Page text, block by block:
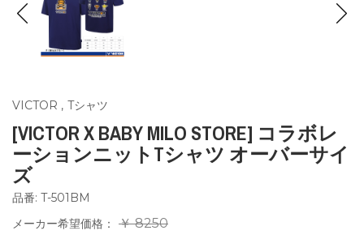
VICTOR , Tシャツ
[VICTOR X BABY MILO STORE] コラボレ
ーションニットTシャツ オーバーサイ
ズ
品番: T-501BM
メーカー希望価格：
￥ 8250